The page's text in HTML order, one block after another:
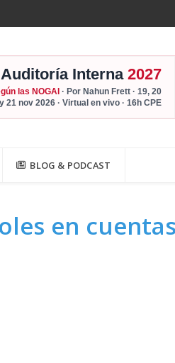
Auditoría Interna2027
las NOGAI · Por Nahun Frett · 19, 20
y 21 nov 2026 · Virtual en vivo · 16h CPE
BLOG & PODCAST
en